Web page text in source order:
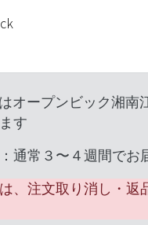
オープンビック湘南
す
通常３〜４週間でお
、注文取り消し・返